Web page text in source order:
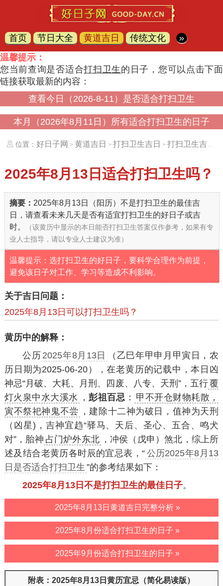
首页 节日大全 黄道吉日 传统文化
»
温馨提示：
您当前查询是否适合打扫卫生 的日子，您可以点击下面
链接获取最新的内容：
查看今日（2026-8-11）是否适合打扫卫生
本月（2026年8月11日）所有适合打扫卫生的日子
位置： 好日子网 > 黄道吉日 > 打扫卫生吉日 > 打扫卫生吉日（20250813）
2025年8月13日 适合打扫卫生吗？
摘要： 2025年8月13日（阳历）不是打扫卫生的最佳吉
日，请查看未来几天是否有适宜打扫卫生的好日子或吉
时。
（该黄历中显示的本日能否打扫卫生答案仅作参考，如果有专
业人士指导，请以专业人士建议为准）
温馨提示：选打扫卫生的好日子，要科学合理作为前提，
避免该日子对工作、学习等造成不利影响。
关于吉日问题：
2025年8月13日可以打扫卫生吗？
黄历中的解释：
公历 2025年8月13日
（乙巳年甲申月甲寅日，农
历日期为2025-06-20），在老黄历的记载中，本日凶
神忌“月破、大耗、月刑、四废、八专、天刑”，五行覆
灯火泉中水大溪水
，彭祖百忌 ： 甲不开仓财物耗散，
寅不祭祀神鬼不尝
，建除十二神为破日，值神为天刑
（凶星)，吉神宜趋“驿马、天后、圣心、五合、鸣犬
对”，胎神 占门炉外东北 ，冲侯（戊申）煞北，综上所
述及结合老黄历各时辰的宜忌表，“ 公历2025年8月13
日是否适合打扫卫生 ”的参考结果如下：
2025年8月13日不是打扫卫生的最佳日子。
2025年8月13日黄道吉日完整分析 »
2025年8月份适合打扫卫生的日子 »
2025年9月份适合打扫卫生的日子 »
附表：2025年8月13日黄历宜忌（简化易读版）